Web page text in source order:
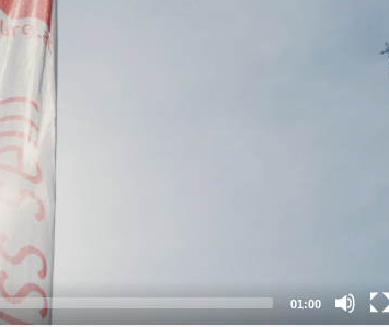
01:00